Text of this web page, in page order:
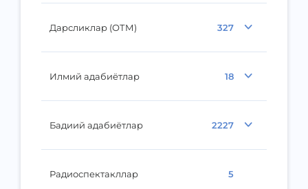
Дарсликлар (ОТМ) 327
Илмий адабиётлар 18
Бадиий адабиётлар 2227
Радиоспектакллар 5